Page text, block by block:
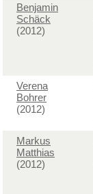
Benjamin
Schäck
(2012)
Verena
Bohrer
(2012)
Markus
Matthias
(2012)